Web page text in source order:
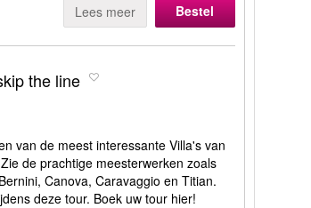
Lees meer Bestel
the line
van de meest interessante Villa's van
de prachtige meesterwerken zoals
Canova, Caravaggio en Titian.
deze tour. Boek uw tour hier!